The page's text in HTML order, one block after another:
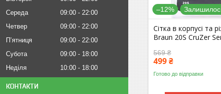
Середа
09:00
22:00
Четвер
09:00
22:00
Пʼятниця
09:00
22:00
Субота
09:00
18:00
Неділя
10:00 18:00
КОНТАКТИ
–12%
Сітка в корпусі та
Braun 20S CruZer
569 ₴
499 ₴
Готово до відправки